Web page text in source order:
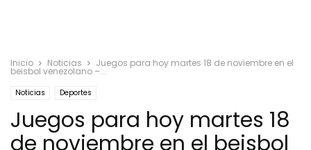
Inicio Noticias Juegos para hoy martes 18 de noviembre en el
beisbol venezolano –...
Noticias Deportes
Juegos para hoy martes 18
de noviembre en el beisbol